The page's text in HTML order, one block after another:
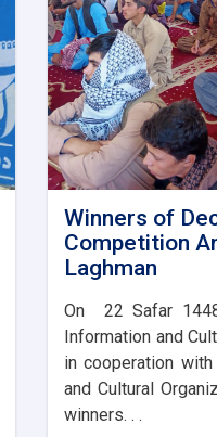
Winners of
Competition
Laghman
On 22 Safar
Information and
in cooperation
and Cultural
winners. . .